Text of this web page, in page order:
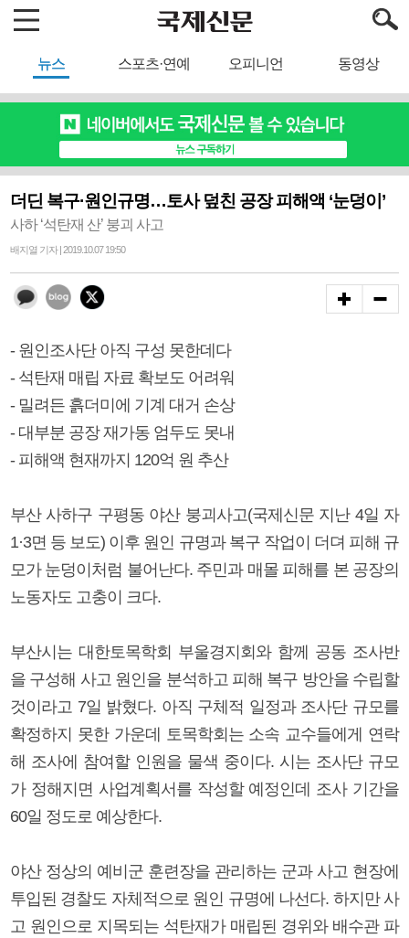
뉴스 스포츠·연예 오피니언 동영상
더딘 복구·원인규명…토사 덮친 공장 피해액 ‘눈덩이’
사하 ‘석탄재 산’ 붕괴 사고
배지열 기자 | 2019.10.07 19:50
- 원인조사단 아직 구성 못한데다
- 석탄재 매립 자료 확보도 어려워
- 밀려든 흙더미에 기계 대거 손상
- 대부분 공장 재가동 엄두도 못내
- 피해액 현재까지 120억 원 추산
부산 사하구 구평동 야산 붕괴사고(국제신문 지난 4일 자
1·3면 등 보도) 이후 원인 규명과 복구 작업이 더뎌 피해 규
모가 눈덩이처럼 불어난다. 주민과 매몰 피해를 본 공장의
노동자도 고충이 크다.
부산시는 대한토목학회 부울경지회와 함께 공동 조사반
을 구성해 사고 원인을 분석하고 피해 복구 방안을 수립할
것이라고 7일 밝혔다. 아직 구체적 일정과 조사단 규모를
확정하지 못한 가운데 토목학회는 소속 교수들에게 연락
해 조사에 참여할 인원을 물색 중이다. 시는 조사단 규모
가 정해지면 사업계획서를 작성할 예정인데 조사 기간을
60일 정도로 예상한다.
야산 정상의 예비군 훈련장을 관리하는 군과 사고 현장에
투입된 경찰도 자체적으로 원인 규명에 나선다. 하지만 사
고 원인으로 지목되는 석탄재가 매립된 경위와 배수관 파